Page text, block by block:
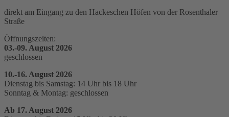
direkt am Eingang zu den Hackeschen Höfen von der Rosenthaler
Straße
Öffnungszeiten:
03.-09. August 2026
geschlossen
10.-16. August 2026
Dienstag bis Samstag: 14 Uhr bis 18 Uhr
Sonntag & Montag: geschlossen
Ab 17. August 2026